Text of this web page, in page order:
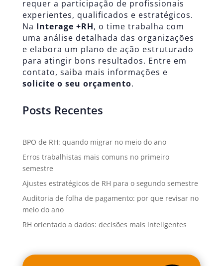
requer a participação de profissionais
experientes, qualificados e estratégicos.
Na Interage +RH, o time trabalha com
uma análise detalhada das organizações
e elabora um plano de ação estruturado
para atingir bons resultados. Entre em
contato, saiba mais informações e
solicite o seu orçamento.
Posts Recentes
BPO de RH: quando migrar no meio do ano
Erros trabalhistas mais comuns no primeiro
semestre
Ajustes estratégicos de RH para o segundo semestre
Auditoria de folha de pagamento: por que revisar no
meio do ano
RH orientado a dados: decisões mais inteligentes